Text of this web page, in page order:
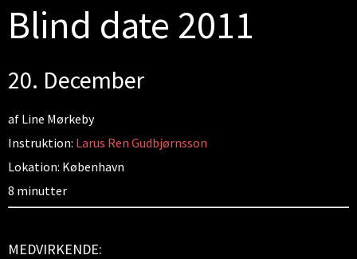
Blind date 2011
20. December
af Line Mørkeby
Instruktion: Larus Ren Gudbjørnsson
Lokation: København
8 minutter
MEDVIRKENDE: